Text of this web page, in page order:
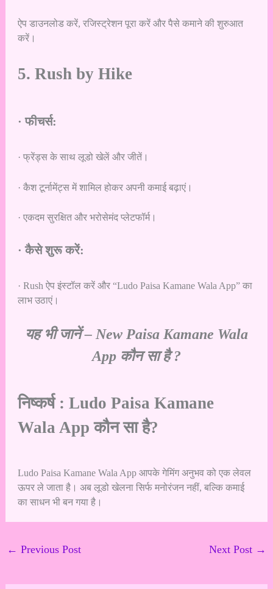
ऐप डाउनलोड करें, रजिस्ट्रेशन पूरा करें और पैसे कमाने की शुरुआत
करें।
5. Rush by Hike
· फीचर्स:
· फ्रेंड्स के साथ लूडो खेलें और जीतें।
· कैश टूर्नामेंट्स में शामिल होकर अपनी कमाई बढ़ाएं।
· एकदम सुरक्षित और भरोसेमंद प्लेटफॉर्म।
· कैसे शुरू करें:
· Rush ऐप इंस्टॉल करें और “Ludo Paisa Kamane Wala App” का
लाभ उठाएं।
यह भी जानें – New Paisa Kamane Wala
App कौन सा है ?
निष्कर्ष : Ludo Paisa Kamane
Wala App कौन सा है?
Ludo Paisa Kamane Wala App आपके गेमिंग अनुभव को एक लेवल
ऊपर ले जाता है। अब लूडो खेलना सिर्फ मनोरंजन नहीं, बल्कि कमाई
का साधन भी बन गया है।
← Previous Post Next Post →